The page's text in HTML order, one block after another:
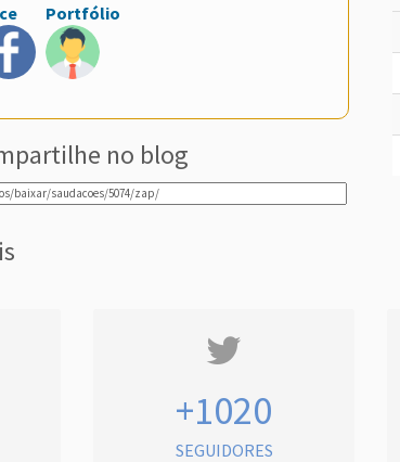
Portfólio
no blog
+1020
SEGUIDORES